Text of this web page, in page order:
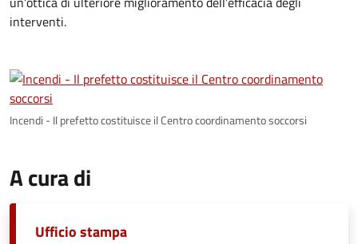
interventi.
Incendi - Il prefetto costituisce il Centro coordinamento soccorsi
A cura di
Ufficio stampa